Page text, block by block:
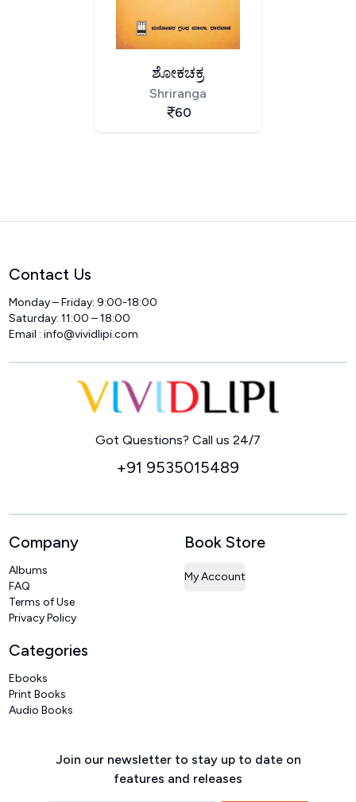
ಶೋಕಚಕ್ರ
Shriranga
60
Contact Us
Monday – Friday: 9:00-18:00
Saturday: 11:00 – 18:00
Email :info@vividlipi.com
Got Questions? Call us 24/7
+91 9535015489
Company
Albums
FAQ
Terms of Use
Privacy Policy
Book Store
My Account
Categories
Ebooks
Print Books
Audio Books
Join our newsletter to stay up to date on
features and releases